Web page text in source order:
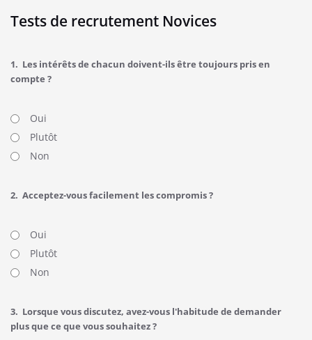
Tests de recrutement Novices
1. Les intérêts de chacun doivent-ils être toujours pris en
compte ?
Oui
Plutôt
Non
2. Acceptez-vous facilement les compromis ?
Oui
Plutôt
Non
3. Lorsque vous discutez, avez-vous l'habitude de demander
plus que ce que vous souhaitez ?